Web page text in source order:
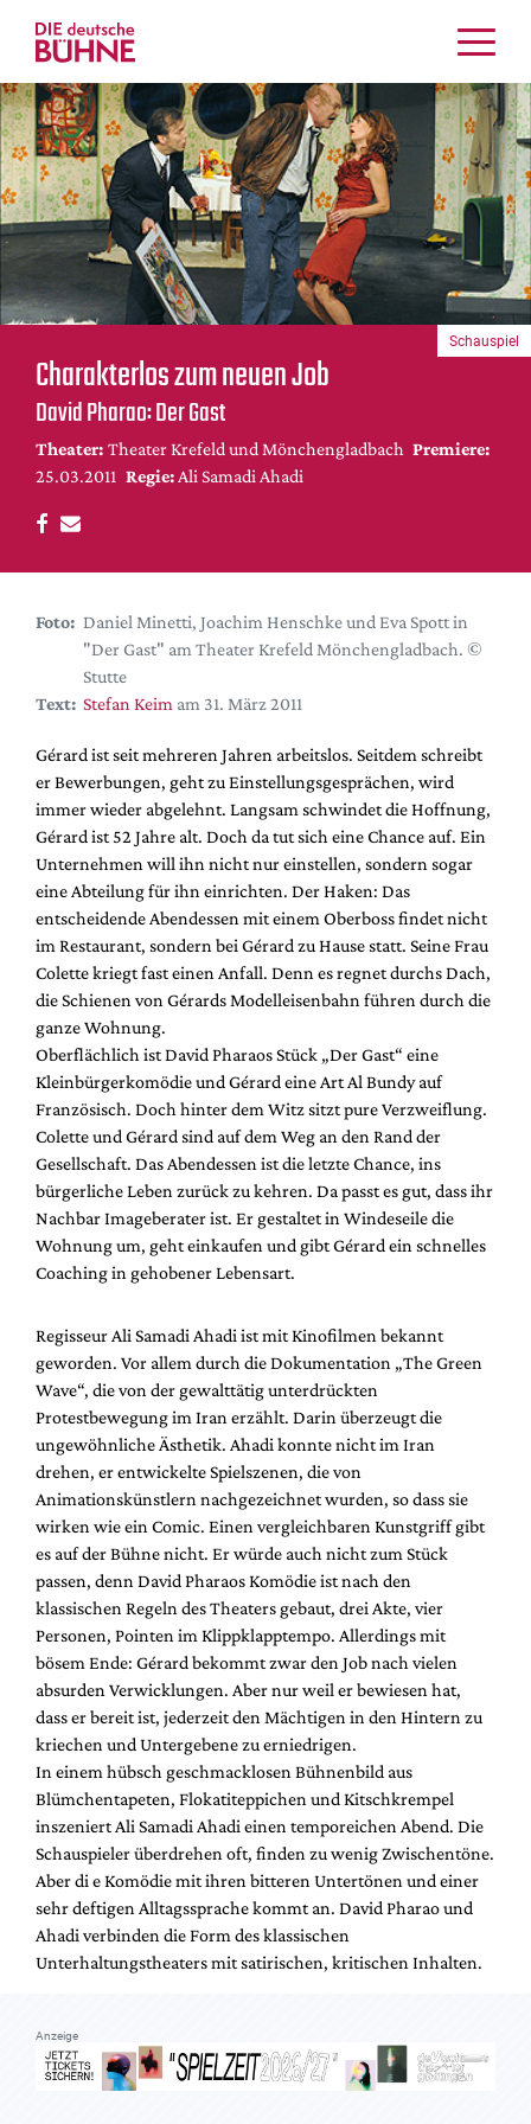
Kritiken
Schauspiel
Musiktheater
Tanz
Crossover
Bühnenwelt
Festivals & Veranstaltungen
Menschen & Theater
Themen
Internationales
Nachrufe
DdB-map
Premierensuche
Festival-Planer
Hefte
Alle Hefte
Leseproben
Podcast
Service
Shop / Abo
Newsletter
Redaktion
Autor:innen
Partner
Mediadaten
Suche
Charakterlos zum neuen Job
David Pharao: Der Gast
Theater: Theater Krefeld und Mönchengladbach Premiere:
25.03.2011 Regie: Ali Samadi Ahadi
Schauspiel
Foto: Daniel Minetti, Joachim Henschke und Eva Spott in
"Der Gast" am Theater Krefeld Mönchengladbach. ©
Stutte
Text: Stefan Keim am 31. März 2011
Gérard ist seit mehreren Jahren arbeitslos. Seitdem schreibt
er Bewerbungen, geht zu Einstellungsgesprächen, wird
immer wieder abgelehnt. Langsam schwindet die Hoffnung,
Gérard ist 52 Jahre alt. Doch da tut sich eine Chance auf. Ein
Unternehmen will ihn nicht nur einstellen, sondern sogar
eine Abteilung für ihn einrichten. Der Haken: Das
entscheidende Abendessen mit einem Oberboss findet nicht
im Restaurant, sondern bei Gérard zu Hause statt. Seine Frau
Colette kriegt fast einen Anfall. Denn es regnet durchs Dach,
die Schienen von Gérards Modelleisenbahn führen durch die
ganze Wohnung.
Oberflächlich ist David Pharaos Stück „Der Gast“ eine
Kleinbürgerkomödie und Gérard eine Art Al Bundy auf
Französisch. Doch hinter dem Witz sitzt pure Verzweiflung.
Colette und Gérard sind auf dem Weg an den Rand der
Gesellschaft. Das Abendessen ist die letzte Chance, ins
bürgerliche Leben zurück zu kehren. Da passt es gut, dass ihr
Nachbar Imageberater ist. Er gestaltet in Windeseile die
Wohnung um, geht einkaufen und gibt Gérard ein schnelles
Coaching in gehobener Lebensart.
Regisseur Ali Samadi Ahadi ist mit Kinofilmen bekannt
geworden. Vor allem durch die Dokumentation „The Green
Wave“, die von der gewalttätig unterdrückten
Protestbewegung im Iran erzählt. Darin überzeugt die
ungewöhnliche Ästhetik. Ahadi konnte nicht im Iran
drehen, er entwickelte Spielszenen, die von
Animationskünstlern nachgezeichnet wurden, so dass sie
wirken wie ein Comic. Einen vergleichbaren Kunstgriff gibt
es auf der Bühne nicht. Er würde auch nicht zum Stück
passen, denn David Pharaos Komödie ist nach den
klassischen Regeln des Theaters gebaut, drei Akte, vier
Personen, Pointen im Klippklapptempo. Allerdings mit
bösem Ende: Gérard bekommt zwar den Job nach vielen
absurden Verwicklungen. Aber nur weil er bewiesen hat,
dass er bereit ist, jederzeit den Mächtigen in den Hintern zu
kriechen und Untergebene zu erniedrigen.
In einem hübsch geschmacklosen Bühnenbild aus
Blümchentapeten, Flokatiteppichen und Kitschkrempel
inszeniert Ali Samadi Ahadi einen temporeichen Abend. Die
Schauspieler überdrehen oft, finden zu wenig Zwischentöne.
Aber di e Komödie mit ihren bitteren Untertönen und einer
sehr deftigen Alltagssprache kommt an. David Pharao und
Ahadi verbinden die Form des klassischen
Unterhaltungstheaters mit satirischen, kritischen Inhalten.
Anzeige